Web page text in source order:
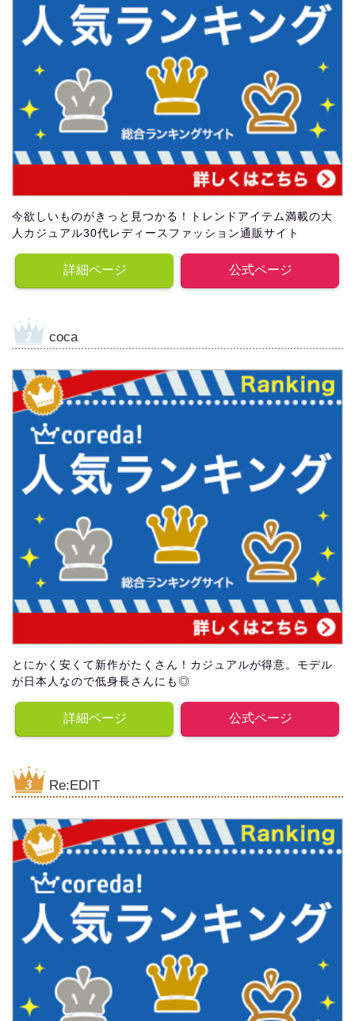
今欲しいものがきっと見つかる！トレンドアイテム満載の大
人カジュアル30代レディースファッション通販サイト
詳細ページ 公式ページ
coca
とにかく安くて新作がたくさん！カジュアルが得意。モデル
が日本人なので低身長さんにも◎
詳細ページ 公式ページ
Re:EDIT